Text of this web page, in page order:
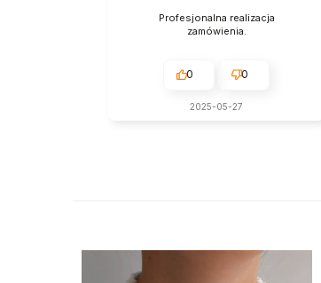
Profesjonalna realizacja
zamówienia.
0 0
2025-05-27